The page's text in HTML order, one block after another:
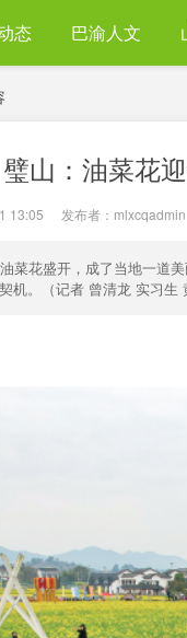
态 巴渝人文
璧山：油菜花
13:05 发布者： mlxcqadmin
菜花盛开，成了当地一道
机。（记者 曾清龙 实习生